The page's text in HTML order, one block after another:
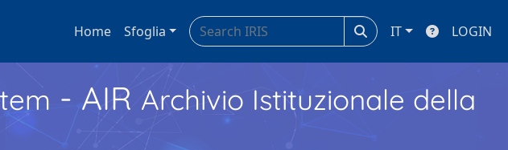
Home Sfoglia IT LOGIN
- AIR Archivio Istituzionale della